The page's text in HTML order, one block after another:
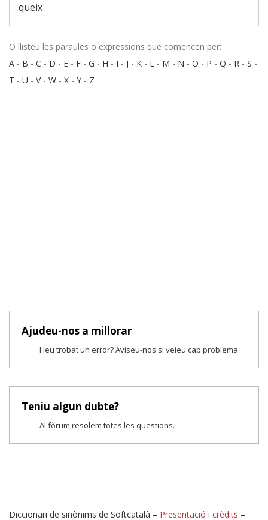
queix
O llisteu les paraules o expressions que comencen per:
A - B - C - D - E - F - G - H - I - J - K - L - M - N - O - P - Q - R - S -
T - U - V- W - X - Y - Z
Ajudeu-nos a millorar
Heu trobat un error? Aviseu-nos si veieu cap problema.
Teniu algun dubte?
Al fòrum resolem totes les qüestions.
Diccionari de sinònims de Softcatalà – Presentació i crèdits –